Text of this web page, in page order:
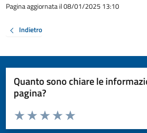
Pagina aggiornata il 08/01/2025 13:10
Indietro
Quanto sono chiare le
pagina?
Valuta da 1 a 5 stelle la pagina
Valuta 5 stelle su 5
Valuta 4 stelle su 5
Valuta 3 stelle su 5
Valuta 2 stelle su 5
Valuta 1 stelle su 5